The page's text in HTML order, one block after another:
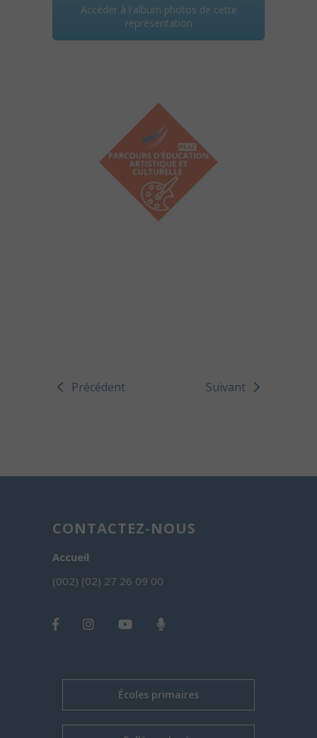
Accéder à l'album photos de cette
représentation
Précédent Suivant
CONTACTEZ-NOUS
Accueil
(002) (02) 27 26 09 00
Écoles primaires